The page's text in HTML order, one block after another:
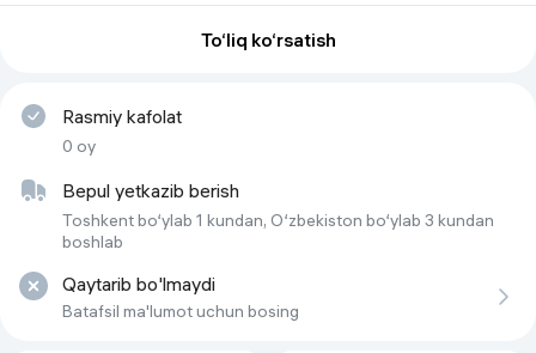
круглый
To‘liq ko‘rsatish
Rasmiy kafolat
0 oy
Bepul yetkazib berish
Toshkent bo‘ylab 1 kundan, O‘zbekiston bo‘ylab 3 kundan
boshlab
Qaytarib bo'lmaydi
Batafsil ma'lumot uchun bosing